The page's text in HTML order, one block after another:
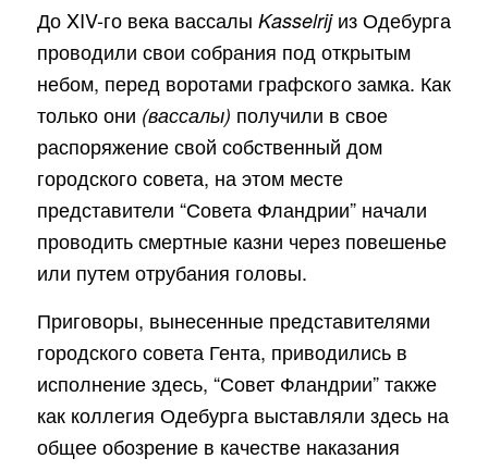
До XIV-го века вассалы Kasselrijиз Одебурга
проводили свои собрания под открытым
небом, перед воротами графского замка. Как
только они (вассалы) получили в свое
распоряжение свой собственный дом
городского совета, на этом месте
представители “Совета Фландрии” начали
проводить смертные казни через повешенье
или путем отрубания головы.
Приговоры, вынесенные представителями
городского совета Гента, приводились в
исполнение здесь, “Совет Фландрии” также
как коллегия Одебурга выставляли здесь на
общее обозрение в качестве наказания